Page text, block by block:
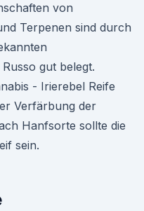
von
Terpenen sind durch
gut belegt.
- Irierebel Reife
Verfärbung der
Hanfsorte sollte die
sein.